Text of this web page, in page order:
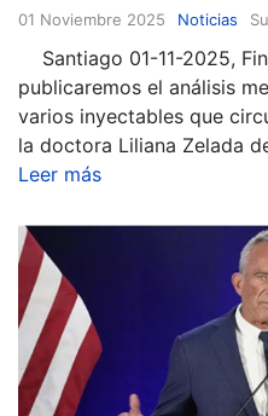
01 Noviembre 2025 Noticias
Santiago 01-11-2025,
publicaremos el análisis
varios inyectables que
la doctora Liliana Zelada
Leer más